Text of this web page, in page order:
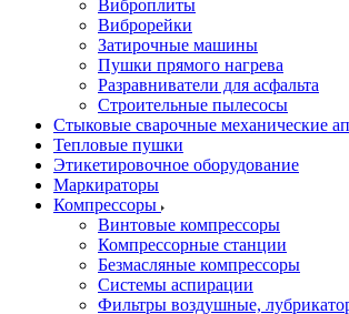
Виброплиты
Виброрейки
Затирочные машины
Пушки прямого нагрева
Разравниватели для асфальта
Строительные пылесосы
Стыковые сварочные механические
Тепловые пушки
Этикетировочное оборудование
Маркираторы
Компрессоры
Винтовые компрессоры
Компрессорные станции
Безмасляные компрессоры
Системы аспирации
Фильтры воздушные,